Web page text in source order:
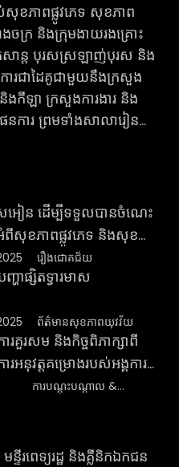
ស់សុខភាពផ្លូវភេទ សុខភាព
ចក្រ និងក្រុមងាយរងគ្រោះ
ាកំសាន្ត បុរសស្រឡាញ់បុរស និង
ការជាដៃគូជាមួយនឹងក្រសួង
កីឡា ក្រសួងការងារ និង
នការ ព្រមទាំងសាលារៀន
និងជាមួយអ្នកស្ម័គ្រចិត្ត
ដើម្បីចូលរួមពង្រឹងប្រព័ន្ធ
ារប្រើប្រាស់សេវា
និងពង្រឹងការអប់រំរឿង
ព័ត៌មានបន្ថែមអំពីរ៉ាក់ សូម
បណ្តាញសង្គមហ្វេសប៊ុក
Youtube។ ប្រសិនបើ
និក សូមទាក់ទងមកលេខ
សអៀន ដើម្បីទទួលបានចំណេះ
ពីសុខភាពផ្លូវភេទ និងសុខ
រឿងជោគជ័យ
ាផ្សិតទ្វារមាស
ព័ត៌មានសុខភាពយុវវ័យ
រគួរសម និងកិច្ចពិភាក្សាពី
រអនុវត្តគម្រោងរបស់អង្គការ
កឧត្តមអភិបាល នៃគណ
ងត្រែង
ការបណ្តុះបណ្តាល &
រពេទ្យរដ្ឋ និងគ្លីនិកឯកជន